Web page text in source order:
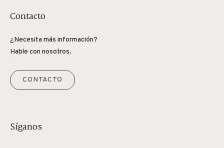
Contacto
¿Necesita más información?
Hable con nosotros.
CONTACTO
Síganos